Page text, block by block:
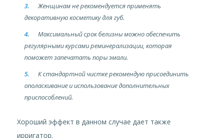
Женщинам не рекомендуется применять
декоративную косметику для губ.
Максимальный срок белизны можно обеспечить
регулярными курсами реминерализации, которая
поможет запечатать поры эмали.
К стандартной чистке рекомендую присоединить
ополаскивание и использование дополнительных
приспособлений.
Хороший эффект в данном случае дает также
ирригатор.